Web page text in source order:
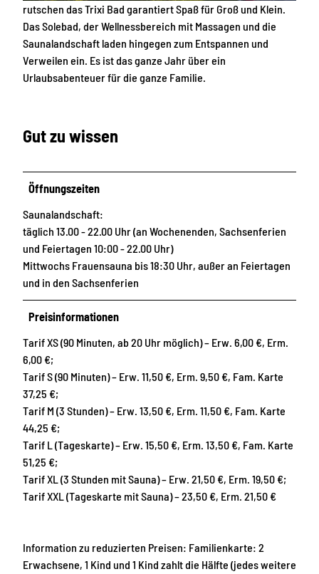
© Philipp Herfort | KI-optimiert
rutschen das Trixi Bad garantiert Spaß für Groß und Klein.
Das Solebad, der Wellnessbereich mit Massagen und die
Saunalandschaft laden hingegen zum Entspannen und
Verweilen ein. Es ist das ganze Jahr über ein
Urlaubsabenteuer für die ganze Familie.
Gut zu wissen
Öffnungszeiten
Saunalandschaft:
täglich 13.00 - 22.00 Uhr (an Wochenenden, Sachsenferien
und Feiertagen 10:00 - 22.00 Uhr)
Mittwochs Frauensauna bis 18:30 Uhr, außer an Feiertagen
und in den Sachsenferien
Preisinformationen
Tarif XS (90 Minuten, ab 20 Uhr möglich) – Erw. 6,00 €, Erm.
6,00 €;
Tarif S (90 Minuten) – Erw. 11,50 €, Erm. 9,50 €, Fam. Karte
37,25 €;
Tarif M (3 Stunden) – Erw. 13,50 €, Erm. 11,50 €, Fam. Karte
44,25 €;
Tarif L (Tageskarte) – Erw. 15,50 €, Erm. 13,50 €, Fam. Karte
51,25 €;
Tarif XL (3 Stunden mit Sauna) – Erw. 21,50 €, Erm. 19,50 €;
Tarif XXL (Tageskarte mit Sauna) – 23,50 €, Erm. 21,50 €
Information zu reduzierten Preisen: Familienkarte: 2
Erwachsene, 1 Kind und 1 Kind zahlt die Hälfte (jedes weitere